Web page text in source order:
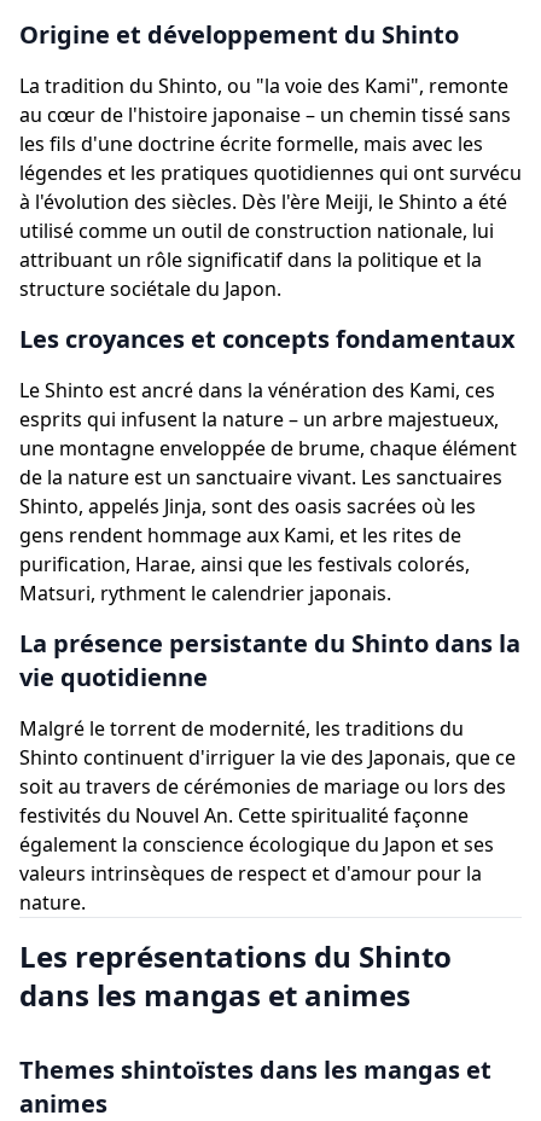
Origine et développement du Shinto
La tradition du Shinto, ou "la voie des Kami", remonte
au cœur de l'histoire japonaise – un chemin tissé sans
les fils d'une doctrine écrite formelle, mais avec les
légendes et les pratiques quotidiennes qui ont survécu
à l'évolution des siècles. Dès l'ère Meiji, le Shinto a été
utilisé comme un outil de construction nationale, lui
attribuant un rôle significatif dans la politique et la
structure sociétale du Japon.
Les croyances et concepts fondamentaux
Le Shinto est ancré dans la vénération des Kami, ces
esprits qui infusent la nature – un arbre majestueux,
une montagne enveloppée de brume, chaque élément
de la nature est un sanctuaire vivant. Les sanctuaires
Shinto, appelés Jinja, sont des oasis sacrées où les
gens rendent hommage aux Kami, et les rites de
purification, Harae, ainsi que les festivals colorés,
Matsuri, rythment le calendrier japonais.
La présence persistante du Shinto dans la
vie quotidienne
Malgré le torrent de modernité, les traditions du
Shinto continuent d'irriguer la vie des Japonais, que ce
soit au travers de cérémonies de mariage ou lors des
festivités du Nouvel An. Cette spiritualité façonne
également la conscience écologique du Japon et ses
valeurs intrinsèques de respect et d'amour pour la
nature.
Les représentations du Shinto
dans les mangas et animes
Themes shintoïstes dans les mangas et
animes